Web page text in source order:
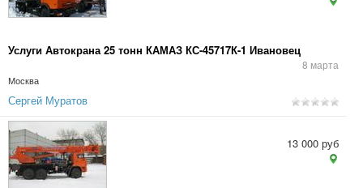
Услуги Автокрана 25 тонн КАМАЗ КС-45717К-1 Ивановец
8 марта
Москва
Сергей Муратов
13 000 руб